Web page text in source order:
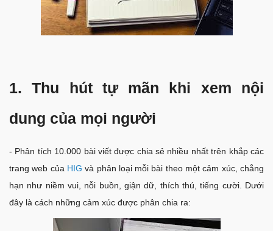
1. Thu hút tự mãn khi xem nội
dung của mọi người
- Phân tích 10.000 bài viết được chia sẻ nhiều nhất trên khắp các
trang web của HIG và phân loại mỗi bài theo một cảm xúc, chẳng
hạn như niềm vui, nỗi buồn, giận dữ, thích thú, tiếng cười. Dưới
đây là cách những cảm xúc được phân chia ra: